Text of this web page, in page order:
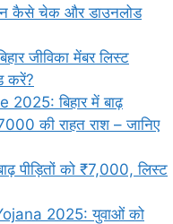
कैसे चेक और डाउनलोड
जीविका मेंबर लिस्ट
करें?
बिहार में बाढ़
की राहत राश – जानिए
पीड़ितों को ₹7,000, लिस्ट
2025: युवाओं को